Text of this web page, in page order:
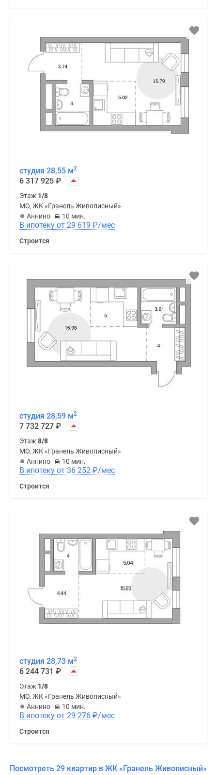
студия 28,55 м2
6 317 925 ₽
Этаж 1/8
МО, ЖК «Гранель Живописный»
Аннино
10 мин.
В ипотеку от 29 619 ₽/мес
Строится
студия 28,59 м2
7 732 727 ₽
Этаж 8/8
МО, ЖК «Гранель Живописный»
Аннино
10 мин.
В ипотеку от 36 252 ₽/мес
Строится
студия 28,73 м2
6 244 731 ₽
Этаж 1/8
МО, ЖК «Гранель Живописный»
Аннино
10 мин.
В ипотеку от 29 276 ₽/мес
Строится
Посмотреть 29 квартир в ЖК «Гранель Живописный»